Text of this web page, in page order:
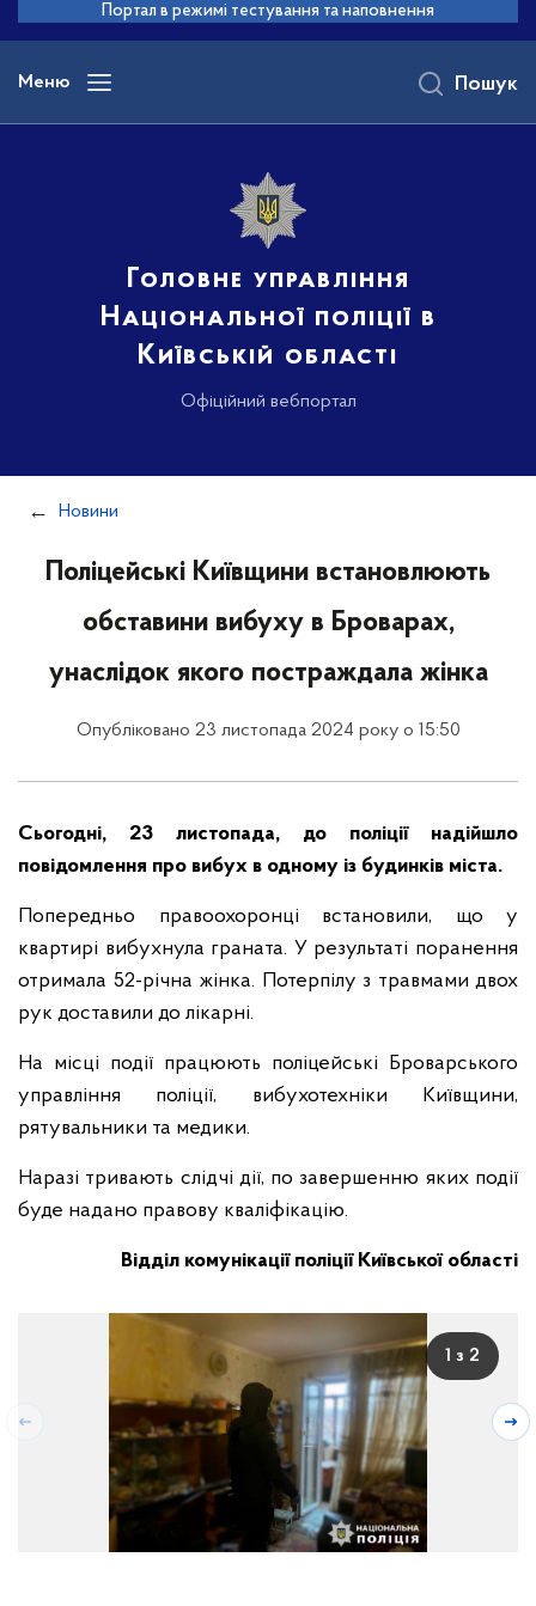
основного
вмісту
Портал в режимі тестування та наповнення
Меню
Головне управління
Національної поліції в
Київській області
Офіційний вебпортал
Пошук
Новини
Поліцейські Київщини встановлюють
обставини вибуху в Броварах,
унаслідок якого постраждала жінка
Опубліковано 23 листопада 2024 року о 15:50
Сьогодні, 23 листопада, до поліції надійшло
повідомлення про вибух в одному із будинків міста.
Попередньо правоохоронці встановили, що у
квартирі вибухнула граната. У результаті поранення
отримала 52-річна жінка. Потерпілу з травмами двох
рук доставили до лікарні.
На місці події працюють поліцейські Броварського
управління поліції, вибухотехніки Київщини,
рятувальники та медики.
Наразі тривають слідчі дії, по завершенню яких події
буде надано правову кваліфікацію.
Відділ комунікації поліції Київської області
1 з 2